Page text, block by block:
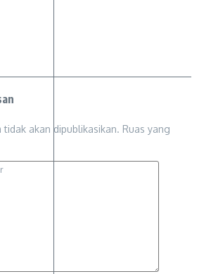
akan dipublikasikan. Ruas yang